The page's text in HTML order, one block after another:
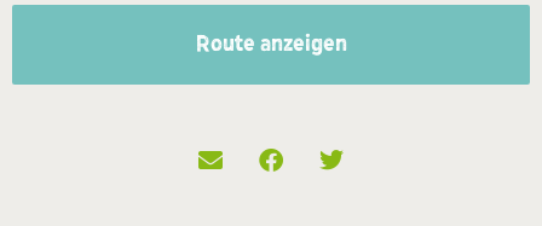
Route anzeigen